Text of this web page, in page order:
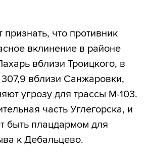
что противник
вклинение в районе
вблизи Троицкого, в
вблизи Санжаровки,
угрозу для трассы М-103.
часть Углегорска, и
быть плацдармом для
к Дебальцево.